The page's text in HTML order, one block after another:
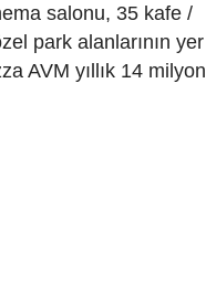
salonu, 35 kafe /
park alanlarının yer
AVM yıllık 14 milyon